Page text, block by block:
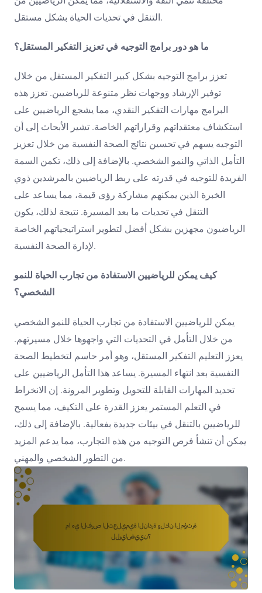
التنقل في تحديات الحياة بشكل مستقل.
ما هو دور برامج التوجيه في تعزيز التفكير المستقل؟
تعزز برامج التوجيه بشكل كبير التفكير المستقل من خلال
توفير الإرشاد ووجهات نظر متنوعة للرياضيين. تعزز هذه
البرامج مهارات التفكير النقدي، مما يشجع الرياضيين على
استكشاف معتقداتهم وقراراتهم الخاصة. تشير الأبحاث إلى أن
التوجيه يسهم في تحسين نتائج الصحة النفسية من خلال تعزيز
التأمل الذاتي والنمو الشخصي. بالإضافة إلى ذلك، تكمن السمة
الفريدة للتوجيه في قدرته على ربط الرياضيين بالمرشدين ذوي
الخبرة الذين يمكنهم مشاركة رؤى قيمة، مما يساعد على
التنقل في تحديات ما بعد المسيرة. نتيجة لذلك، يكون
الرياضيون مجهزين بشكل أفضل لتطوير استراتيجياتهم الخاصة
لإدارة الصحة النفسية.
كيف يمكن للرياضيين الاستفادة من تجارب الحياة للنمو
الشخصي؟
يمكن للرياضيين الاستفادة من تجارب الحياة للنمو الشخصي
من خلال التأمل في التحديات التي واجهوها خلال مسيرتهم.
يعزز التعليم التفكير المستقل، وهو أمر حاسم لتخطيط الصحة
النفسية بعد انتهاء المسيرة. يساعد هذا التأمل الرياضيين على
تحديد المهارات القابلة للتحويل وتطوير المرونة. إن الانخراط
في التعلم المستمر يعزز القدرة على التكيف، مما يسمح
للرياضيين بالتنقل في بيئات جديدة بفعالية. بالإضافة إلى ذلك،
يمكن أن تنشأ فرص التوجيه من هذه التجارب، مما يدعم المزيد
من التطور الشخصي والمهني.